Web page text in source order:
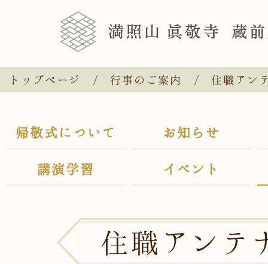
トップページ 行事のご案内 住職アン
帰敬式について お知らせ
講演学習 イベント
住職アンテ